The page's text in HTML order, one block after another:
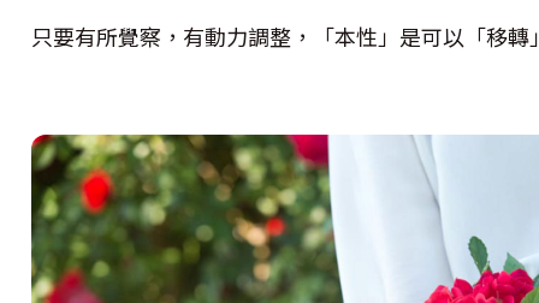
只要有所覺察，有動力調整，「本性」是可以「移轉